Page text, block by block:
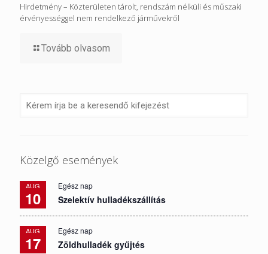
Hirdetmény – Közterületen tárolt, rendszám nélküli és műszaki
érvényességgel nem rendelkező járművekről
Tovább olvasom
Közelgő események
AUG
10
Egész nap
Szelektív hulladékszállítás
AUG
17
Egész nap
Zöldhulladék gyűjtés